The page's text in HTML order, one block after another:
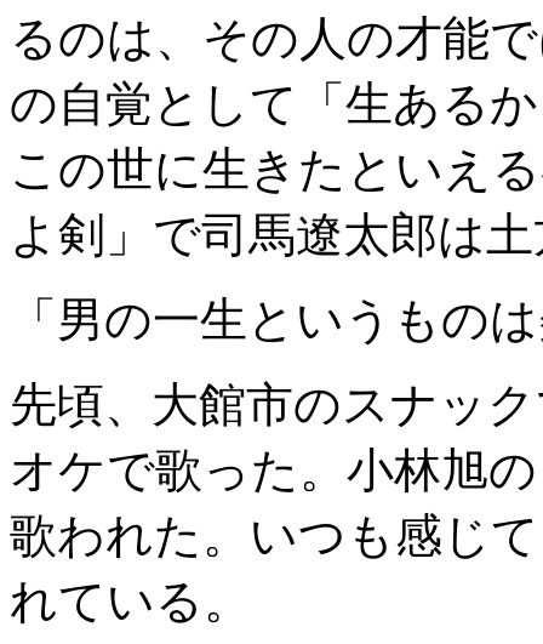
るのは、その人の才能
の自覚として「生ある
この世に生きたといえ
よ剣」で司馬遼太郎は
「男の一生というもの
先頃、大館市のスナッ
オケで歌った。小林旭
歌われた。いつも感じ
れている。